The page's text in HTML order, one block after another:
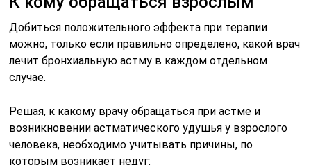
Добиться положительного эффекта при терапии
можно, только если правильно определено, какой врач
лечит бронхиальную астму в каждом отдельном
случае.
Решая, к какому врачу обращаться при астме и
возникновении астматического удушья у взрослого
человека, необходимо учитывать причины, по
которым возникает недуг: